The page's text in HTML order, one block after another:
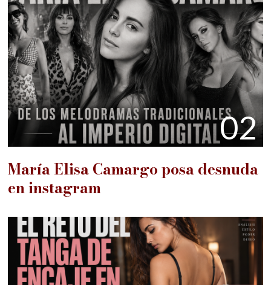
02
María Elisa Camargo posa desnuda
en instagram